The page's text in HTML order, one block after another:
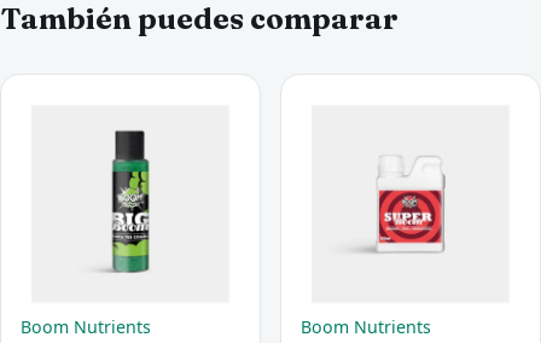
También puedes comparar
Boom Nutrients Boom Nutrients